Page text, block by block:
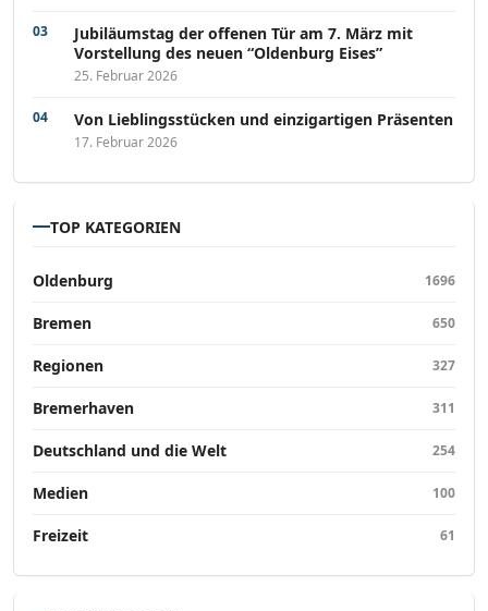
Jubiläumstag der offenen Tür am 7. März mit
Vorstellung des neuen “Oldenburg Eises”
25. Februar 2026
Von Lieblingsstücken und einzigartigen Präsenten
17. Februar 2026
TOP KATEGORIEN
Oldenburg 1696
Bremen 650
Regionen 327
Bremerhaven 311
Deutschland und die Welt 254
Medien 100
Freizeit 61